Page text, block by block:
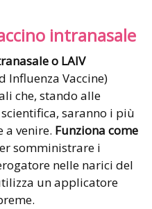
intranasale
o LAIV
Influenza Vaccine)
che, stando alle
saranno i più
a venire. Funziona come
somministrare i
nelle narici del
un applicatore